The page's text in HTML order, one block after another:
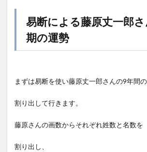
易断による藤原丈一郎
期の運勢
まずは易断を使い藤原丈一郎さんの9年間
割り出して行きます。
藤原さんの画数からそれぞれ姓数と名数を
割り出し、